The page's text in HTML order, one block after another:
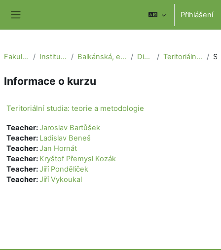
Přihlášení
Fakulta sociálních věd Institut mezinárodních studií Balkánská, euroasijská a středoevropská studia Distanční studium Teritoriální studia: teorie a metodologie
Informace o kurzu
Teritoriální studia: teorie a metodologie
Teacher:Jaroslav Bartůšek
Teacher: Ladislav Beneš
Teacher:Jan Hornát
Teacher: Kryštof Přemysl Kozák
Teacher:Jiří Pondělíček
Teacher:Jiří Vykoukal